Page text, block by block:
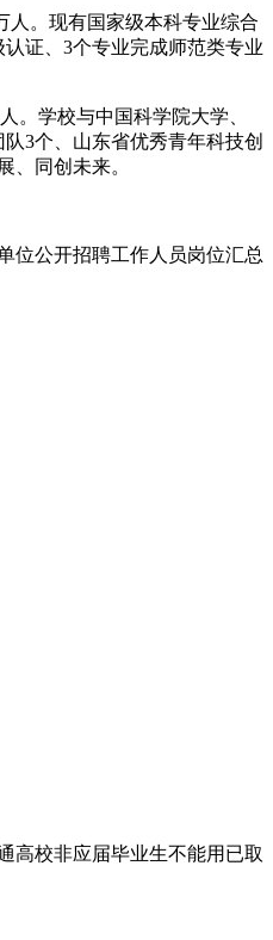
人。现有国家级本科专业综合
证、3个专业完成师范类专业
。学校与中国科学院大学、
3个、山东省优秀青年科技创
、同创未来。
位公开招聘工作人员岗位汇总
高校非应届毕业生不能用已取